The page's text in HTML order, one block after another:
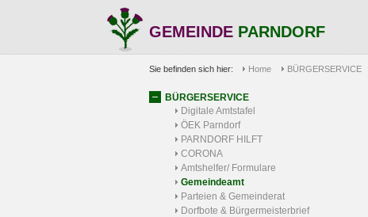
GEMEINDE PARNDORF
Sie befinden sich hier: Home BÜRGERSERVICE
BÜRGERSERVICE
Digitale Amtstafel
ÖEK Parndorf
PARNDORF HILFT
CORONA
Amtshelfer/ Formulare
Gemeindeamt
Parteien & Gemeinderat
Dorfbote & Bürgermeisterbrief